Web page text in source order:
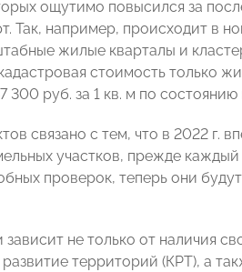
ощутимо повысился за
Так, например, происходит в
жилые кварталы и
стоимость только
300 руб. за 1 кв. м по состоянию
связано с тем, что в 2022 г.
участков, прежде
проверок, теперь они
не только от наличия
территорий (КРТ), а